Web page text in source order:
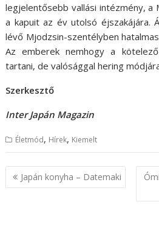
legjelentősebb vallási intézmény, a
a kapuit az év utolsó éjszakájára.
lévő Mjodzsin-szentélyben
Az emberek nemhogy a
tartani, de valósággal hering
Szerkesztő
Inter Japán Magazin
Életmód, Hírek, Kiemelt
B
e
Japán konyha – Datemaki